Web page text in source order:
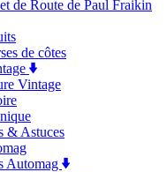
de Route de Paul Fraikin
de côtes
Vintage
& Astuces
Automag